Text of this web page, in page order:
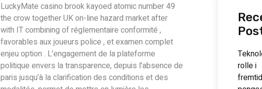
LuckyMate casino brook kayoed atomic number 49
the crow together UK on-line hazard market after
with IT combining of réglementaire conformité ,
favorables aux joueurs police , et examen complet
enjeu option . L’engagement de la plateforme
politique envers la transparence, depuis l’absence de
paris jusqu’à la clarification des conditions et des
rolle i